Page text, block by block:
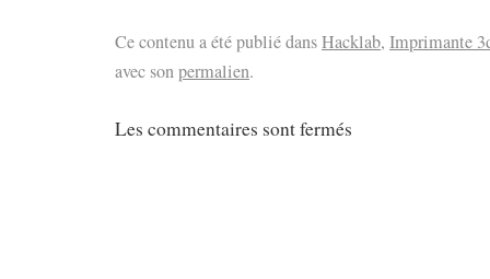
Ce contenu a été publié dansHacklab, Imprimante
avec sonpermalien.
Les commentaires sont fermés